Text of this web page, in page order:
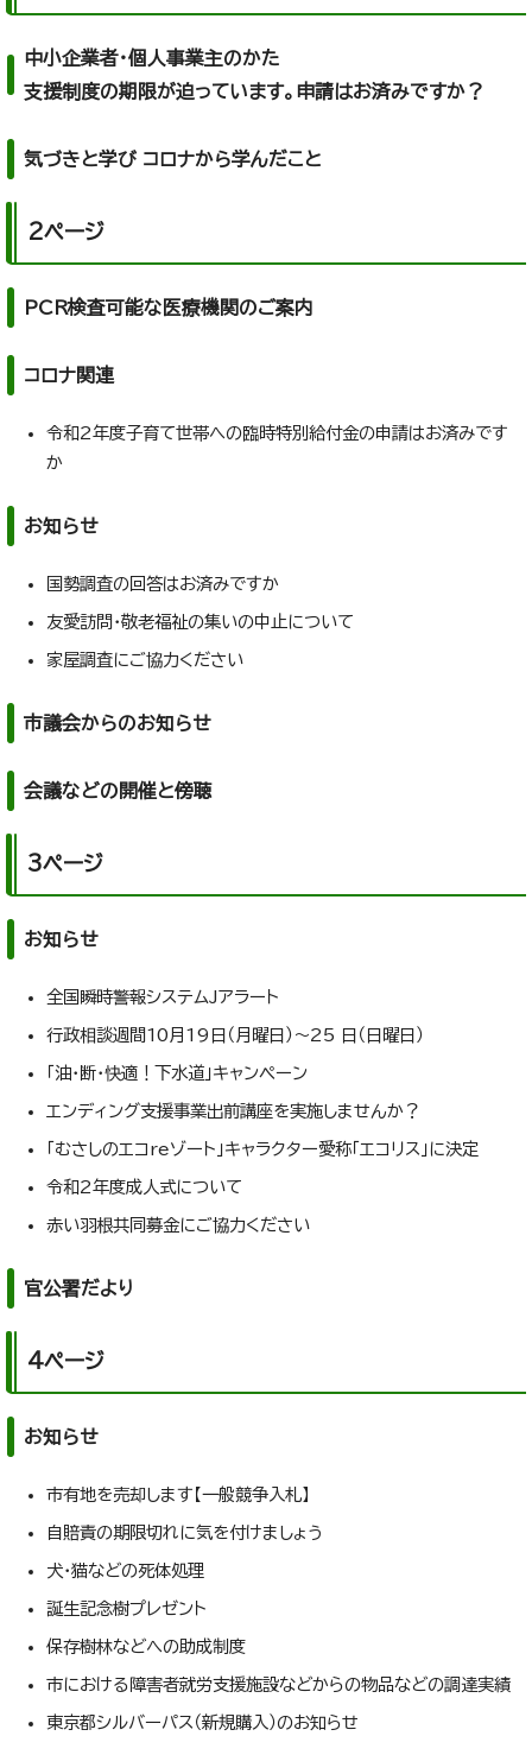
中小企業者・個人事業主のかた
支援制度の期限が迫っています。申請はお済みですか？
気づきと学び コロナから学んだこと
2ページ
PCR検査可能な医療機関のご案内
コロナ関連
令和2年度子育て世帯への臨時特別給付金の申請はお済みです
か
お知らせ
国勢調査の回答はお済みですか
友愛訪問・敬老福祉の集いの中止について
家屋調査にご協力ください
市議会からのお知らせ
会議などの開催と傍聴
3ページ
お知らせ
全国瞬時警報システムJアラート
行政相談週間10月19日（月曜日）～25 日（日曜日）
「油・断・快適！下水道」キャンペーン
エンディング支援事業出前講座を実施しませんか？
「むさしのエコreゾート」キャラクター愛称「エコリス」に決定
令和2年度成人式について
赤い羽根共同募金にご協力ください
官公署だより
4ページ
お知らせ
市有地を売却します【一般競争入札】
自賠責の期限切れに気を付けましょう
犬・猫などの死体処理
誕生記念樹プレゼント
保存樹林などへの助成制度
市における障害者就労支援施設などからの物品などの調達実績
東京都シルバーパス（新規購入）のお知らせ